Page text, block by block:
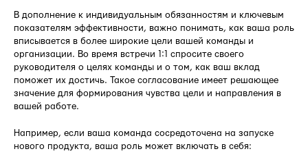
В дополнение к индивидуальным обязанностям и ключевым
показателям эффективности, важно понимать, как ваша роль
вписывается в более широкие цели вашей команды и
организации. Во время встречи 1:1 спросите своего
руководителя о целях команды и о том, как ваш вклад
поможет их достичь. Такое согласование имеет решающее
значение для формирования чувства цели и направления в
вашей работе.
Например, если ваша команда сосредоточена на запуске
нового продукта, ваша роль может включать в себя: